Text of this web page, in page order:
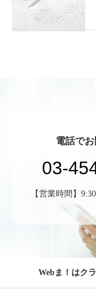
電話で
03-
【営業時間】
Webま！はク